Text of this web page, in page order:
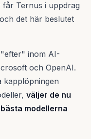
får Ternus i uppdrag
det här beslutet
inom AI-
och OpenAI.
kapplöpningen
väljer de nu
modellerna